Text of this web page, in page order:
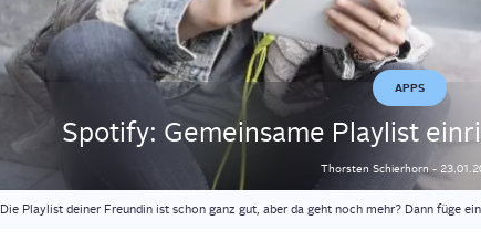
APPS
Spo­ti­fy: Gemein­sa­me Play­list
Thorsten Schierhorn -
Die Playlist deiner Freundin ist schon ganz gut, aber da geht noch mehr? Dann füge